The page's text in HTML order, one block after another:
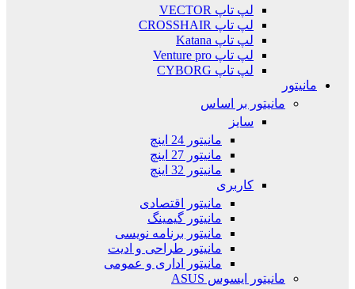
لپ تاپ VECTOR
لپ تاپ CROSSHAIR
لپ تاپ Katana
لپ تاپ Venture pro
لپ تاپ CYBORG
مانیتور
مانیتور بر اساس
سایز
مانیتور 24 اینچ
مانیتور 27 اینچ
مانیتور 32 اینچ
کاربری
مانیتور اقتصادی
مانیتور گیمینگ
مانیتور برنامه نویسی
مانیتور طراحی و ادیت
مانیتور اداری و عمومی
مانیتور ایسوس ASUS